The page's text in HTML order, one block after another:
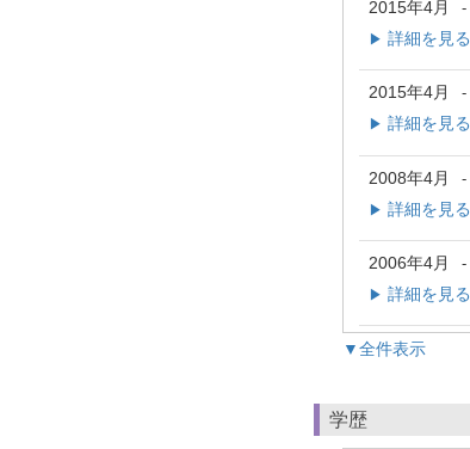
2015年4月 -
▶ 詳細を見る
2015年4月 -
▶ 詳細を見る
2008年4月 -
▶ 詳細を見る
2006年4月 -
▶ 詳細を見る
▼全件表示
学歴